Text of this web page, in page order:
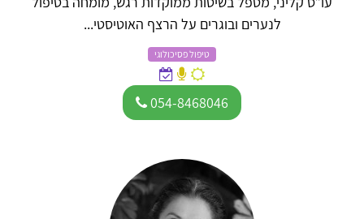
לנערים ובוגרים על הרצף האוטיסטי...
טיפול פסיכולוגי
054-8468046